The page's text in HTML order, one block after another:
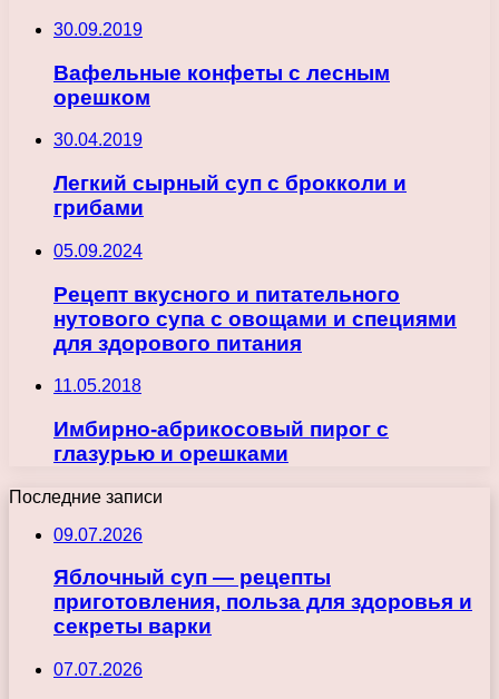
30.09.2019
Вафельные конфеты с лесным
орешком
30.04.2019
Легкий сырный суп с брокколи и
грибами
05.09.2024
Рецепт вкусного и питательного
нутового супа с овощами и специями
для здорового питания
11.05.2018
Имбирно-абрикосовый пирог с
глазурью и орешками
Последние записи
09.07.2026
Яблочный суп — рецепты
приготовления, польза для здоровья и
секреты варки
07.07.2026